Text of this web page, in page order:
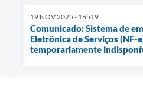
19 NOV 2025 - 16h19
Comunicado: Sistema de
Eletrônica de Serviços (NF-
temporariamente